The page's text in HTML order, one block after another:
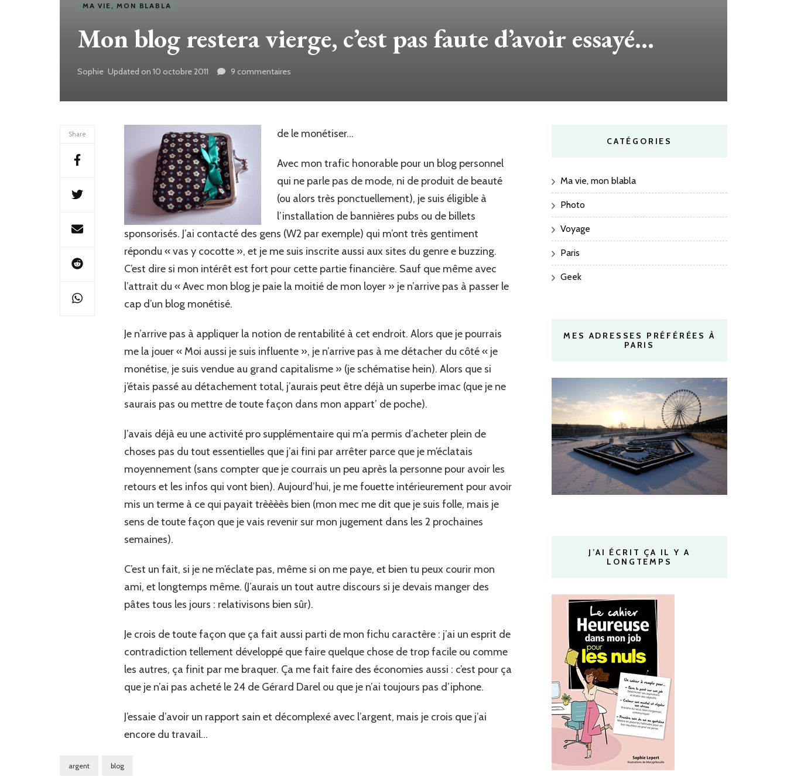
MA VIE, MON BLABLA
Mon blog restera vierge, c’est pas faute d’avoir essayé…
Sophie Updated on 10 octobre 2011 9 commentaires
c’est
d’avoir
essayé…
Share de le monétiser…
Avec mon trafic honorable pour un blog personnel
qui ne parle pas de mode, ni de produit de beauté
(ou alors très ponctuellement), je suis éligible à
l’installation de bannières pubs ou de billets
sponsorisés. J’ai contacté des gens (W2 par exemple) qui m’ont très gentiment
répondu « vas y cocotte », et je me suis inscrite aussi aux sites du genre e buzzing.
C’est dire si mon intérêt est fort pour cette partie financière. Sauf que même avec
l’attrait du « Avec mon blog je paie la moitié de mon loyer » je n’arrive pas à passer le
cap d’un blog monétisé.
Je n’arrive pas à appliquer la notion de rentabilité à cet endroit. Alors que je pourrais
me la jouer « Moi aussi je suis influente », je n’arrive pas à me détacher du côté « je
monétise, je suis vendue au grand capitalisme » (je schématise hein). Alors que si
j’étais passé au détachement total, j’aurais peut être déjà un superbe imac (que je ne
saurais pas ou mettre de toute façon dans mon appart’ de poche).
J’avais déjà eu une activité pro supplémentaire qui m’a permis d’acheter plein de
choses pas du tout essentielles que j’ai fini par arrêter parce que je m’éclatais
moyennement (sans compter que je courrais un peu après la personne pour avoir les
retours et les infos qui vont bien). Aujourd’hui, je me fouette intérieurement pour avoir
mis un terme à ce qui payait trèèèès bien (mon mec me dit que je suis folle, mais je
sens de toute façon que je vais revenir sur mon jugement dans les 2 prochaines
semaines).
C’est un fait, si je ne m’éclate pas, même si on me paye, et bien tu peux courir mon
ami, et longtemps même. (J’aurais un tout autre discours si je devais manger des
pâtes tous les jours : relativisons bien sûr).
Je crois de toute façon que ça fait aussi parti de mon fichu caractère : j’ai un esprit de
contradiction tellement développé que faire quelque chose de trop facile ou comme
les autres, ça finit par me braquer. Ça me fait faire des économies aussi : c’est pour ça
que je n’ai pas acheté le 24 de Gérard Darel ou que je n’ai toujours pas d’iphone.
J’essaie d’avoir un rapport sain et décomplexé avec l’argent, mais je crois que j’ai
encore du travail…
argent blog
CATÉGORIES
Ma vie, mon blabla
Photo
Voyage
Paris
Geek
MES ADRESSES PRÉFÉRÉES À
PARIS
J’AI ÉCRIT ÇA IL Y A
LONGTEMPS